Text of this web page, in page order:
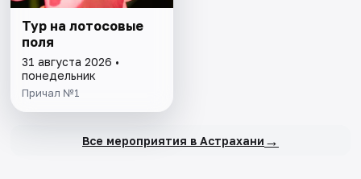
Тур на лотосовые
поля
31 августа 2026 •
понедельник
Причал №1
Все мероприятия в Астрахани →